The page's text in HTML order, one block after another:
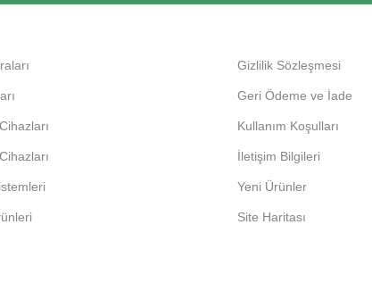
Gizlilik Sözleşmesi
Geri Ödeme ve İade
Kullanım Koşulları
İletişim Bilgileri
Yeni Ürünler
Site Haritası